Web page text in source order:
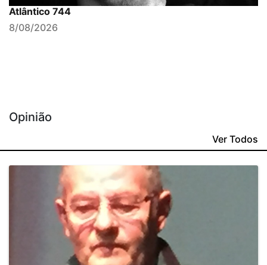
Atlântico 744
8/08/2026
Opinião
Ver Todos